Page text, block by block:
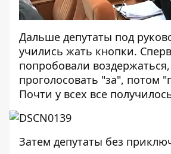
Дальше депутаты под
учились жать кнопки.
попробовали
проголосовать "за", потом
Почти у всех все
Затем депутаты без